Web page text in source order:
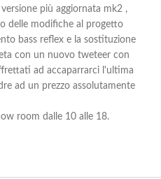
più aggiornata mk2 ,
delle modifiche al progetto
bass reflex e la sostituzione
con un nuovo tweteer con
ad accaparrarci l'ultima
ad un prezzo assolutamente
room dalle 10 alle 18.